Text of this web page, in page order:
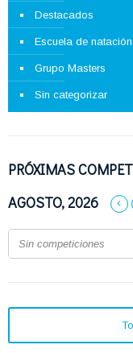
Destacados
Escuela de natación
Grupo Masters
Sin categorizar
PRÓXIMAS
AGOSTO, 2026
Sin competiciones